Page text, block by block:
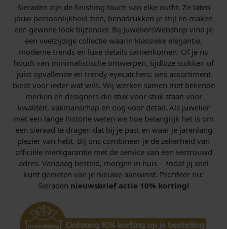
Sieraden zijn de finishing touch van elke outfit. Ze laten
jouw persoonlijkheid zien, benadrukken je stijl en maken
een gewone look bijzonder. Bij JuweliersWebshop vind je
een veelzijdige collectie waarin klassieke elegantie,
moderne trends en luxe details samenkomen. Of je nu
houdt van minimalistische ontwerpen, tijdloze stukken of
juist opvallende en trendy eyecatchers: ons assortiment
biedt voor ieder wat wils. Wij werken samen met bekende
merken en designers die stuk voor stuk staan voor
kwaliteit, vakmanschap en oog voor detail. Als juwelier
met een lange historie weten we hoe belangrijk het is om
een sieraad te dragen dat bij je past en waar je jarenlang
plezier van hebt. Bij ons combineer je de zekerheid van
officiële merkgarantie met de service van een vertrouwd
adres. Vandaag besteld, morgen in huis – zodat jij snel
kunt genieten van je nieuwe aanwinst. Profiteer nu:
Sieraden nieuwsbrief actie 10% korting!